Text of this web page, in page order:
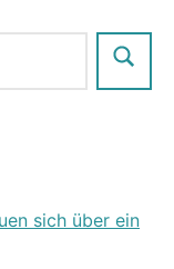
sich über ein